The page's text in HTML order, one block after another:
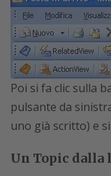
Poi si fa clic sulla
pulsante da
uno già scritto) e
Un Topic dalla